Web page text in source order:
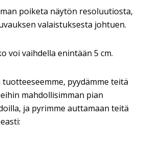
poiketa näytön resoluutiosta,
valaistuksesta johtuen.
voi vaihdella enintään 5 cm.
pyydämme teitä
mahdollisimman pian
ja pyrimme auttamaan teitä